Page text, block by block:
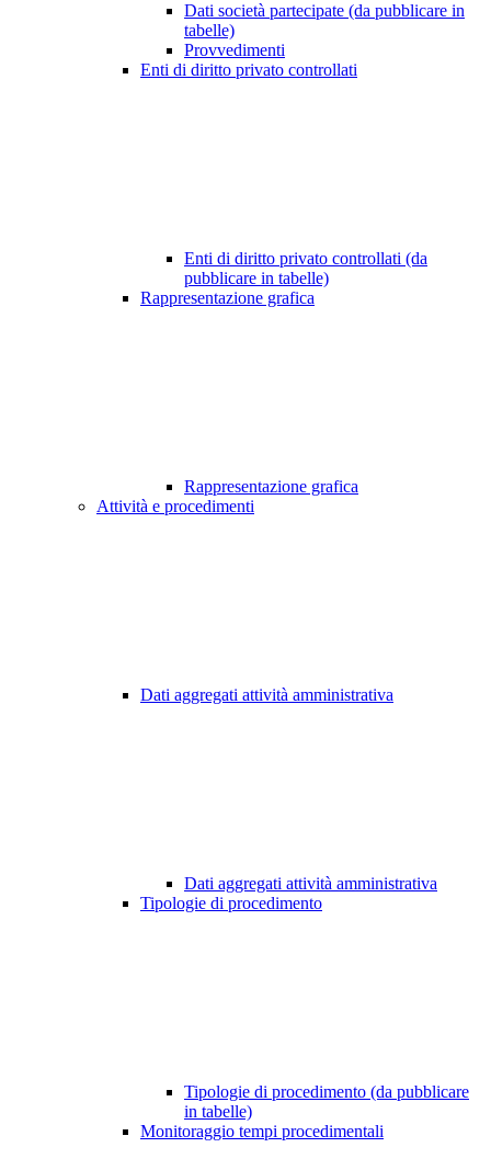
Dati società partecipate (da pubblicare in
tabelle)
Provvedimenti
Enti di diritto privato controllati
Enti di diritto privato controllati (da
pubblicare in tabelle)
Rappresentazione grafica
Rappresentazione grafica
Attività e procedimenti
Dati aggregati attività amministrativa
Dati aggregati attività amministrativa
Tipologie di procedimento
Tipologie di procedimento (da pubblicare
in tabelle)
Monitoraggio tempi procedimentali